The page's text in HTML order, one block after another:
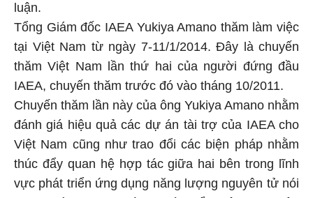
luận.
Tổng Giám đốc IAEA Yukiya Amano thăm làm việc
tại Việt Nam từ ngày 7-11/1/2014. Đây là chuyến
thăm Việt Nam lần thứ hai của người đứng đầu
IAEA, chuyến thăm trước đó vào tháng 10/2011.
Chuyến thăm lần này của ông Yukiya Amano nhằm
đánh giá hiệu quả các dự án tài trợ của IAEA cho
Việt Nam cũng như trao đổi các biện pháp nhằm
thúc đẩy quan hệ hợp tác giữa hai bên trong lĩnh
vực phát triển ứng dụng năng lượng nguyên tử nói